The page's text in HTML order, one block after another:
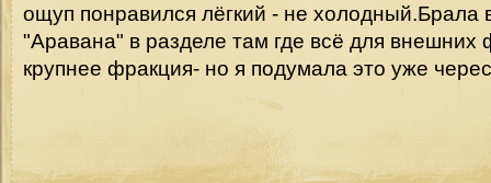
ощуп понравился лёгкий - не холодный.Брала
"Аравана" в разделе там где всё для внешних
крупнее фракция- но я подумала это уже